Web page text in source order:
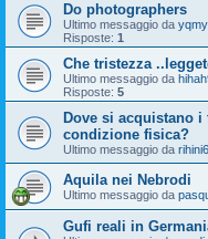
Do photographers
Ultimo messaggio da
Risposte: 1
Che tristezza
Ultimo messaggio da
Risposte: 5
Dove si acquistano
condizione fisica?
Ultimo messaggio da
Aquila nei Nebrodi
Ultimo messaggio da
Gufi reali in